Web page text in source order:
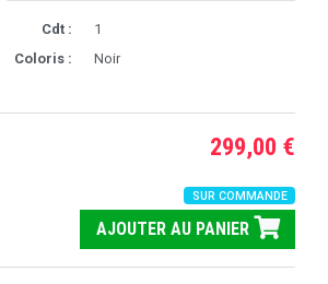
Cdt :
1
Coloris :
Noir
299,00 €
SUR COMMANDE
AJOUTER AU PANIER